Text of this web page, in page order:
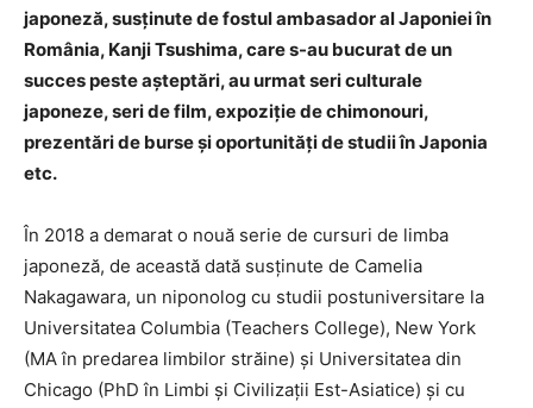
japoneză, susținute de fostul ambasador al Japoniei în
România, Kanji Tsushima, care s-au bucurat de un
succes peste așteptări, au urmat seri culturale
japoneze, seri de film, expoziție de chimonouri,
prezentări de burse și oportunități de studii în Japonia
etc.
În 2018 a demarat o nouă serie de cursuri de limba
japoneză, de această dată susținute de Camelia
Nakagawara, un niponolog cu studii postuniversitare la
Universitatea Columbia (Teachers College), New York
(MA în predarea limbilor străine) și Universitatea din
Chicago (PhD în Limbi și Civilizații Est-Asiatice) și cu